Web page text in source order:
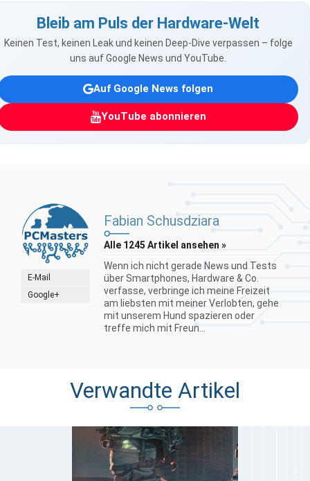
Bleib am Puls der Hardware-Welt
Keinen Test, keinen Leak und keinen Deep-Dive verpassen – folge
uns auf Google News und YouTube.
Auf Google News folgen
YouTube abonnieren
E-Mail
Google+
Fabian Schusdziara
Alle 1245 Artikel ansehen »
Wenn ich nicht gerade News und Tests
über Smartphones, Hardware & Co.
verfasse, verbringe ich meine Freizeit
am liebsten mit meiner Verlobten, gehe
mit unserem Hund spazieren oder
treffe mich mit Freun...
Verwandte Artikel